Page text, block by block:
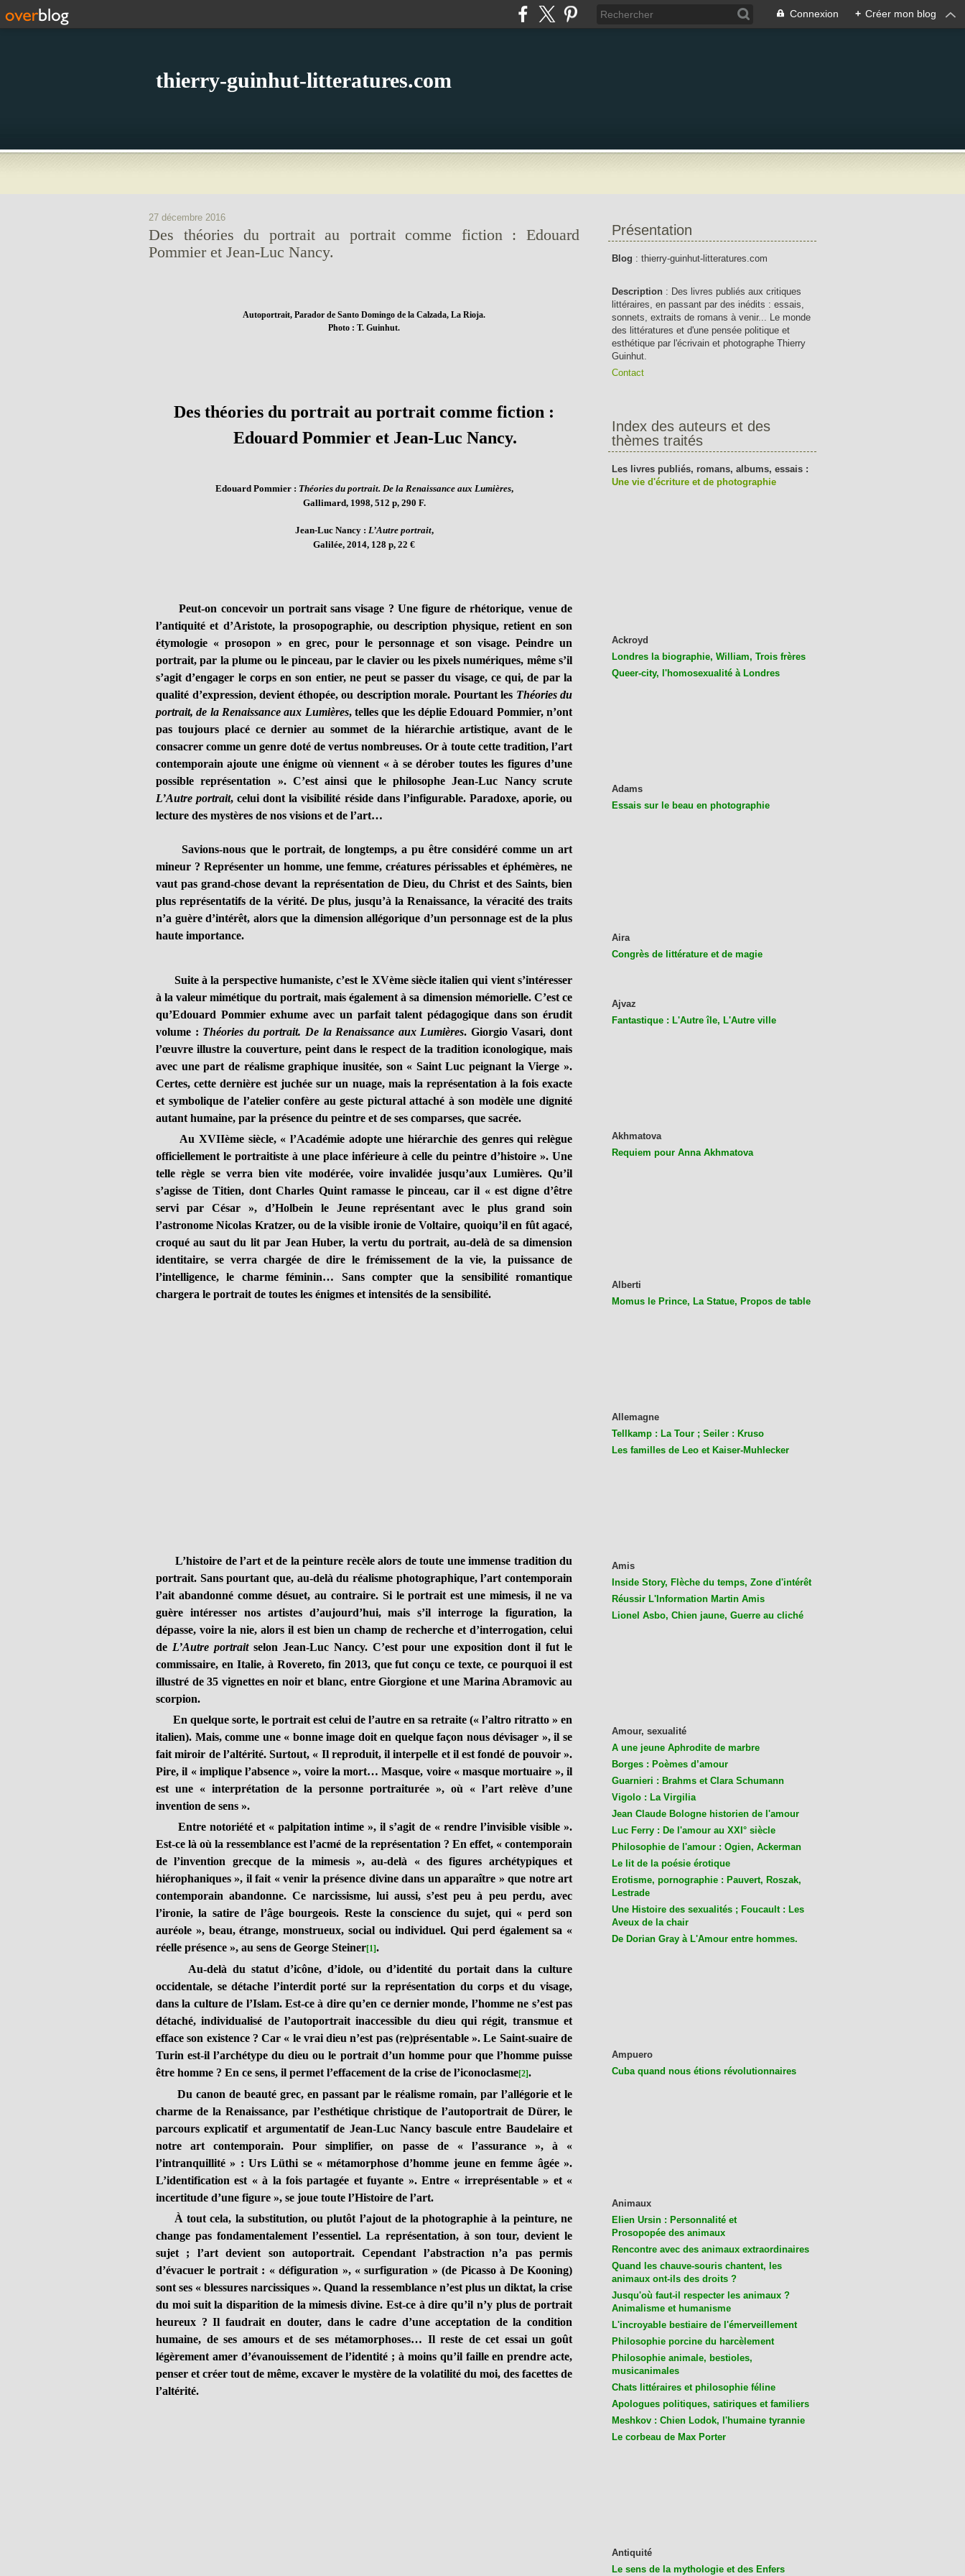
Connexion + Créer mon blog
thierry-guinhut-litteratures.com
27 décembre 2016
Des théories du portrait au portrait comme fiction : Edouard
Pommier et Jean-Luc Nancy.
Autoportrait, Parador de Santo Domingo de la Calzada, La Rioja.
Photo : T. Guinhut.
Des théories du portrait au portrait comme fiction :
Edouard Pommier et Jean-Luc Nancy.
Edouard Pommier : Théories du portrait. De la Renaissance aux Lumières,
Gallimard, 1998, 512 p, 290 F.
Jean-Luc Nancy : L’Autre portrait,
Galilée, 2014, 128 p, 22 €
Peut-on concevoir un portrait sans visage ? Une figure de rhétorique, venue de
l’antiquité et d’Aristote, la prosopographie, ou description physique, retient en son
étymologie « prosopon » en grec, pour le personnage et son visage. Peindre un
portrait, par la plume ou le pinceau, par le clavier ou les pixels numériques, même s’il
s’agit d’engager le corps en son entier, ne peut se passer du visage, ce qui, de par la
qualité d’expression, devient éthopée, ou description morale. Pourtant les Théories du
portrait, de la Renaissance aux Lumières, telles que les déplie Edouard Pommier, n’ont
pas toujours placé ce dernier au sommet de la hiérarchie artistique, avant de le
consacrer comme un genre doté de vertus nombreuses. Or à toute cette tradition, l’art
contemporain ajoute une énigme où viennent « à se dérober toutes les figures d’une
possible représentation ». C’est ainsi que le philosophe Jean-Luc Nancy scrute
L’Autre portrait, celui dont la visibilité réside dans l’infigurable. Paradoxe, aporie, ou
lecture des mystères de nos visions et de l’art…
Savions-nous que le portrait, de longtemps, a pu être considéré comme un art
mineur ? Représenter un homme, une femme, créatures périssables et éphémères, ne
vaut pas grand-chose devant la représentation de Dieu, du Christ et des Saints, bien
plus représentatifs de la vérité. De plus, jusqu’à la Renaissance, la véracité des traits
n’a guère d’intérêt, alors que la dimension allégorique d’un personnage est de la plus
haute importance.
Suite à la perspective humaniste, c’est le XVème siècle italien qui vient s’intéresser
à la valeur mimétique du portrait, mais également à sa dimension mémorielle. C’est ce
qu’Edouard Pommier exhume avec un parfait talent pédagogique dans son érudit
volume : Théories du portrait. De la Renaissance aux Lumières. Giorgio Vasari, dont
l’œuvre illustre la couverture, peint dans le respect de la tradition iconologique, mais
avec une part de réalisme graphique inusitée, son « Saint Luc peignant la Vierge ».
Certes, cette dernière est juchée sur un nuage, mais la représentation à la fois exacte
et symbolique de l’atelier confère au geste pictural attaché à son modèle une dignité
autant humaine, par la présence du peintre et de ses comparses, que sacrée.
Au XVIIème siècle, « l’Académie adopte une hiérarchie des genres qui relègue
officiellement le portraitiste à une place inférieure à celle du peintre d’histoire ». Une
telle règle se verra bien vite modérée, voire invalidée jusqu’aux Lumières. Qu’il
s’agisse de Titien, dont Charles Quint ramasse le pinceau, car il « est digne d’être
servi par César », d’Holbein le Jeune représentant avec le plus grand soin
l’astronome Nicolas Kratzer, ou de la visible ironie de Voltaire, quoiqu’il en fût agacé,
croqué au saut du lit par Jean Huber, la vertu du portrait, au-delà de sa dimension
identitaire, se verra chargée de dire le frémissement de la vie, la puissance de
l’intelligence, le charme féminin… Sans compter que la sensibilité romantique
chargera le portrait de toutes les énigmes et intensités de la sensibilité.
L’histoire de l’art et de la peinture recèle alors de toute une immense tradition du
portrait. Sans pourtant que, au-delà du réalisme photographique, l’art contemporain
l’ait abandonné comme désuet, au contraire. Si le portrait est une mimesis, il ne va
guère intéresser nos artistes d’aujourd’hui, mais s’il interroge la figuration, la
dépasse, voire la nie, alors il est bien un champ de recherche et d’interrogation, celui
de L’Autre portraitselon Jean-Luc Nancy. C’est pour une exposition dont il fut le
commissaire, en Italie, à Rovereto, fin 2013, que fut conçu ce texte, ce pourquoi il est
illustré de 35 vignettes en noir et blanc, entre Giorgione et une Marina Abramovic au
scorpion.
En quelque sorte, le portrait est celui de l’autre en sa retraite (« l’altro ritratto » en
italien). Mais, comme une « bonne image doit en quelque façon nous dévisager », il se
fait miroir de l’altérité. Surtout, « Il reproduit, il interpelle et il est fondé de pouvoir ».
Pire, il « implique l’absence », voire la mort… Masque, voire « masque mortuaire », il
est une « interprétation de la personne portraiturée », où « l’art relève d’une
invention de sens ».
Entre notoriété et « palpitation intime », il s’agit de « rendre l’invisible visible ».
Est-ce là où la ressemblance est l’acmé de la représentation ? En effet, « contemporain
de l’invention grecque de la mimesis », au-delà « des figures archétypiques et
hiérophaniques », il fait « venir la présence divine dans un apparaître » que notre art
contemporain abandonne. Ce narcissisme, lui aussi, s’est peu à peu perdu, avec
l’ironie, la satire de l’âge bourgeois. Reste la conscience du sujet, qui « perd son
auréole », beau, étrange, monstrueux, social ou individuel. Qui perd également sa «
réelle présence », au sens de George Steiner[1].
Au-delà du statut d’icône, d’idole, ou d’identité du portait dans la culture
occidentale, se détache l’interdit porté sur la représentation du corps et du visage,
dans la culture de l’Islam. Est-ce à dire qu’en ce dernier monde, l’homme ne s’est pas
détaché, individualisé de l’autoportrait inaccessible du dieu qui régit, transmue et
efface son existence ? Car « le vrai dieu n’est pas (re)présentable ». Le Saint-suaire de
Turin est-il l’archétype du dieu ou le portrait d’un homme pour que l’homme puisse
être homme ? En ce sens, il permet l’effacement de la crise de l’iconoclasme[2].
Du canon de beauté grec, en passant par le réalisme romain, par l’allégorie et le
charme de la Renaissance, par l’esthétique christique de l’autoportrait de Dürer, le
parcours explicatif et argumentatif de Jean-Luc Nancy bascule entre Baudelaire et
notre art contemporain. Pour simplifier, on passe de « l’assurance », à «
l’intranquillité » : Urs Lüthi se « métamorphose d’homme jeune en femme âgée ».
L’identification est « à la fois partagée et fuyante ». Entre « irreprésentable » et «
incertitude d’une figure », se joue toute l’Histoire de l’art.
À tout cela, la substitution, ou plutôt l’ajout de la photographie à la peinture, ne
change pas fondamentalement l’essentiel. La représentation, à son tour, devient le
sujet ; l’art devient son autoportrait. Cependant l’abstraction n’a pas permis
d’évacuer le portrait : « défiguration », « surfiguration » (de Picasso à De Kooning)
sont ses « blessures narcissiques ». Quand la ressemblance n’est plus un diktat, la crise
du moi suit la disparition de la mimesis divine. Est-ce à dire qu’il n’y plus de portrait
heureux ? Il faudrait en douter, dans le cadre d’une acceptation de la condition
humaine, de ses amours et de ses métamorphoses… Il reste de cet essai un goût
légèrement amer d’évanouissement de l’identité ; à moins qu’il faille en prendre acte,
penser et créer tout de même, excaver le mystère de la volatilité du moi, des facettes de
l’altérité.
Présentation
Blog : thierry-guinhut-litteratures.com
Description : Des livres publiés aux critiques
littéraires, en passant par des inédits : essais,
sonnets, extraits de romans à venir... Le monde
des littératures et d'une pensée politique et
esthétique par l'écrivain et photographe Thierry
Guinhut.
Contact
Index des auteurs et des
thèmes traités
Les livres publiés, romans, albums, essais :
Une vie d'écriture et de photographie
Ackroyd
Londres la biographie, William, Trois frères
Queer-city, l'homosexualité à Londres
Adams
Essais sur le beau en photographie
Aira
Congrès de littérature et de magie
Ajvaz
Fantastique : L'Autre île, L'Autre ville
Akhmatova
Requiem pour Anna Akhmatova
Alberti
Momus le Prince, La Statue, Propos de table
Allemagne
Tellkamp : La Tour ; Seiler : Kruso
Les familles de Leo et Kaiser-Muhlecker
Amis
Inside Story, Flèche du temps, Zone d'intérêt
Réussir L'Information Martin Amis
Lionel Asbo, Chien jaune, Guerre au cliché
Amour, sexualité
A une jeune Aphrodite de marbre
Borges : Poèmes d’amour
Guarnieri : Brahms et Clara Schumann
Vigolo : La Virgilia
Jean Claude Bologne historien de l'amour
Luc Ferry : De l'amour au XXI° siècle
Philosophie de l'amour : Ogien, Ackerman
Le lit de la poésie érotique
Erotisme, pornographie : Pauvert, Roszak,
Lestrade
Une Histoire des sexualités ; Foucault : Les
Aveux de la chair
De Dorian Gray à L'Amour entre hommes.
Ampuero
Cuba quand nous étions révolutionnaires
Animaux
Elien Ursin : Personnalité et
Prosopopée des animaux
Rencontre avec des animaux extraordinaires
Quand les chauve-souris chantent, les
animaux ont-ils des droits ?
Jusqu'où faut-il respecter les animaux ?
Animalisme et humanisme
L'incroyable bestiaire de l'émerveillement
Philosophie porcine du harcèlement
Philosophie animale, bestioles,
musicanimales
Chats littéraires et philosophie féline
Apologues politiques, satiriques et familiers
Meshkov : Chien Lodok, l'humaine tyrannie
Le corbeau de Max Porter
Antiquité
Le sens de la mythologie et des Enfers